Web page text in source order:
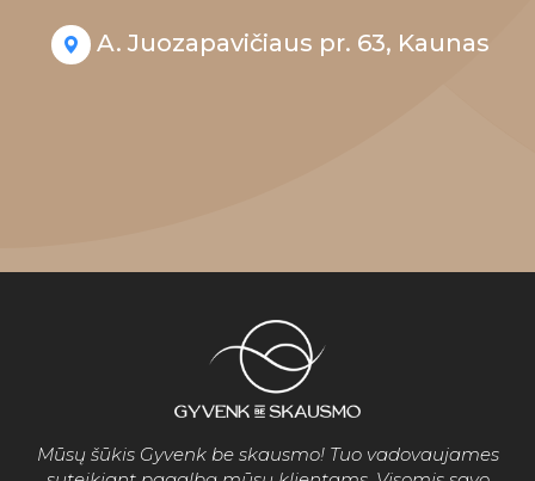
A. Juozapavičiaus pr. 63, Kaunas
Mūsų šūkis Gyvenk be skausmo! Tuo vadovaujames